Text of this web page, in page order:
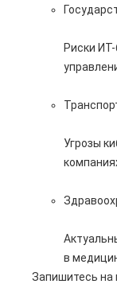
Риски
Угрозы
в
Запишитесь на